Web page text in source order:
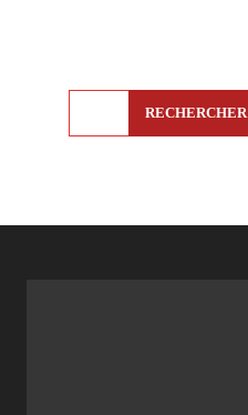
RECHERCHER